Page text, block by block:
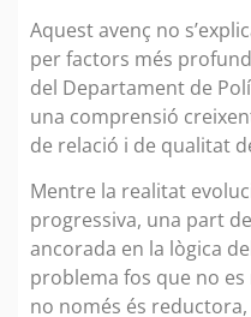
Aquest avenç no
per factors més
del Departament de
una comprensió
de relació i de qualitat
Mentre la realitat
progressiva, una part
ancorada en la lògica
problema fos que no
no només és